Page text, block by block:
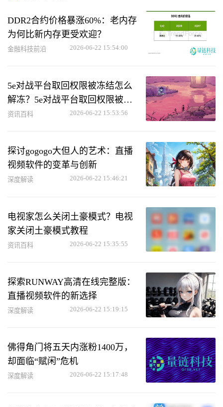
DDR2合约价格暴涨60%：老内存
为何比新内存更受欢迎？
金融科技前沿 2026-06-22 15:54:00
5e对战平台取回权限被冻结怎么
解冻？5e对战平台取回权限被冻
结解冻方法
资讯百科 2026-06-22 15:53:56
探讨gogogo大但人的艺术：直播
视频软件的变革与创新
深度解读 2026-06-22 15:46:21
电视家怎么关闭土豪模式？电视
家关闭土豪模式教程
资讯百科 2026-06-22 15:35:55
探索RUNWAY高清在线完整版：
直播视频软件的新选择
深度解读 2026-06-22 15:19:15
佛得角门将五天内涨粉1400万，
却面临“赋闲”危机
深度解读 2026-06-22 15:17:48